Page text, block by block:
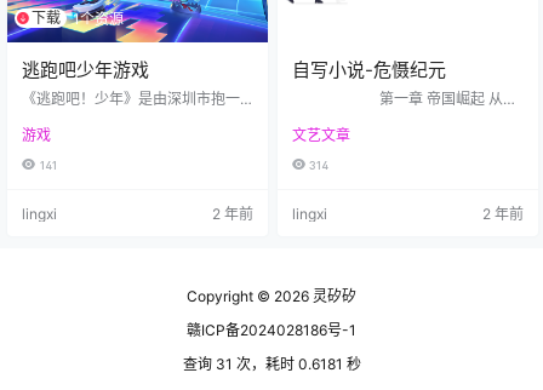
下载 1个资源
逃跑吧少年游戏
《逃跑吧！少年》是由深圳市抱一
扮演游戏，于2018年8月3日手游服
正式发布[1][32]。 为了维护世界的
界的英雄，必须产生一个来维护的
生者”斗智斗勇，阻止他们逃生。
游戏
141
lingxi 2 年前
自写小说-危慑纪元
第一章 帝国崛起 从
泡的时候，衣服被猴哥化作的鹰拿
走了，后来一个叫静香的放牛郎，
个陈仙女修炼成神，下方来报达静
让，两个人劳到了峨眉山，找到了
授…
文艺文章
314
lingxi 2 年前
Copyright © 2026 灵矽矽
赣ICP备2024028186号-1
查询 31 次，耗时 0.6181 秒